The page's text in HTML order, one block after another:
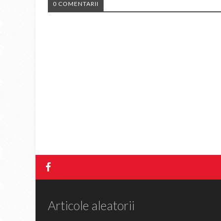
0 COMENTARII
Articole aleatorii